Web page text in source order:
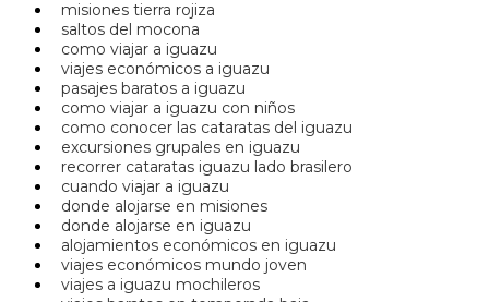
misiones tierra rojiza
saltos del mocona
como viajar a iguazu
viajes económicos a iguazu
pasajes baratos a iguazu
como viajar a iguazu con niños
como conocer las cataratas del iguazu
excursiones grupales en iguazu
recorrer cataratas iguazu lado brasilero
cuando viajar a iguazu
donde alojarse en misiones
donde alojarse en iguazu
alojamientos económicos en iguazu
viajes económicos mundo joven
viajes a iguazu mochileros